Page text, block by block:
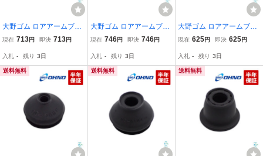
大野ゴム ロアアームブー
ツ スバル サンバー ディ
S201J S211J S321N S33
1N 軽トラ
現在 713円 即決 713円
入札 - 残り 3日
大野ゴム ロアアームブー
ツ スズキ SX4 エリオ カ
シュ YA11S RB21S GA11
S ZC11S
現在 746円 即決 746円
入札 - 残り 3日
大野ゴム ロアアームブー
ツ スバル ステラ デック
LA110F L275F L285F L4
55F L465F OHNO ゴム ブ
現在 625円 即決 625円
入札 - 残り 3日
送料無料 送料無料 送料無料